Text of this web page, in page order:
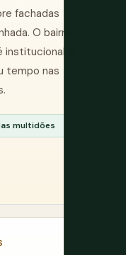
fachadas
O bairro
e
tempo nas
multidões